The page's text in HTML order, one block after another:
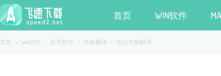
首页 WIN软件
首页 > win软件 > 应用软件 > 转换翻译 > 知云文献翻译